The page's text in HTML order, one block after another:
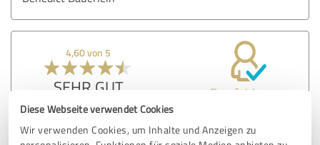
Diese Webseite verwendet Cookies
Wir verwenden Cookies, um Inhalte und Anzeigen zu
4,60 von 5
SEHR GUT Empfehlung
Herr Bäuerlein hat mich kompetent und informativ
beraten. Er hat sich immer schnell und unbürokratisch um